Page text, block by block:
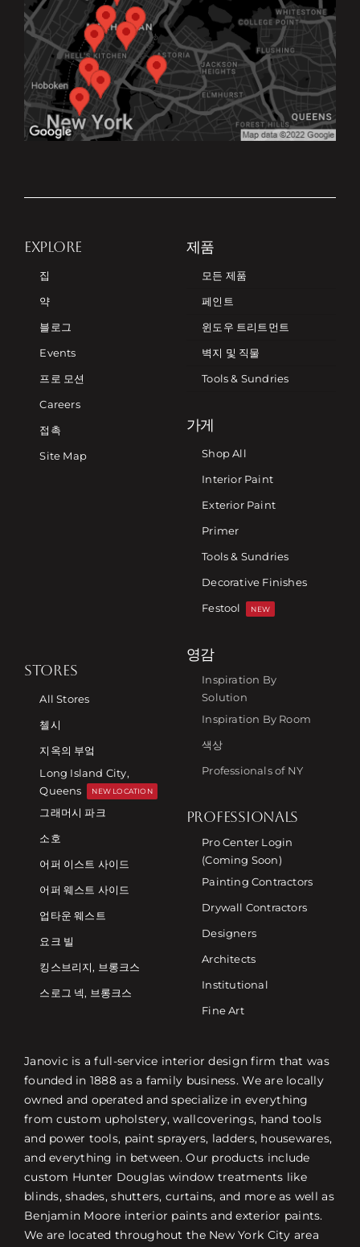
EXPLORE
집
약
블로그
Events
프로 모션
Careers
접촉
Site Map
제품
모든 제품
페인트
윈도우 트리트먼트
벽지 및 직물
Tools & Sundries
가게
Shop All
Interior Paint
Exterior Paint
Primer
Tools & Sundries
Decorative Finishes
Festool
NEW
STORES
All Stores
첼시
지옥의 부엌
Long Island City,
Queens
NEW LOCATION
그래머시 파크
소호
어퍼 이스트 사이드
어퍼 웨스트 사이드
업타운 웨스트
요크 빌
킹스브리지, 브롱크스
스로그 넥, 브롱크스
영감
Inspiration By
Solution
Inspiration By Room
색상
Professionals of NY
PROFESSIONALS
Pro Center Login
(Coming Soon)
Painting Contractors
Drywall Contractors
Designers
Architects
Institutional
Fine Art
Janovic is a full-service interior design firm that was
founded in 1888 as a family business. We are locally
owned and operated and specialize in everything
from custom upholstery, wallcoverings, hand tools
and power tools, paint sprayers, ladders, housewares,
and everything in between. Our products include
custom Hunter Douglas window treatments like
blinds, shades, shutters, curtains, and more as well as
Benjamin Moore interior paints and exterior paints.
We are located throughout the New York City area